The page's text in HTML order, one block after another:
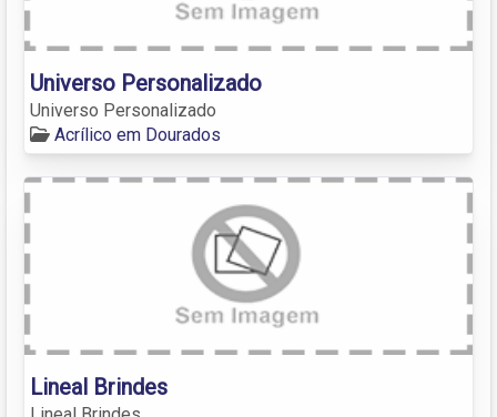
Universo Personalizado
Universo Personalizado
Acrílico em Dourados
Lineal Brindes